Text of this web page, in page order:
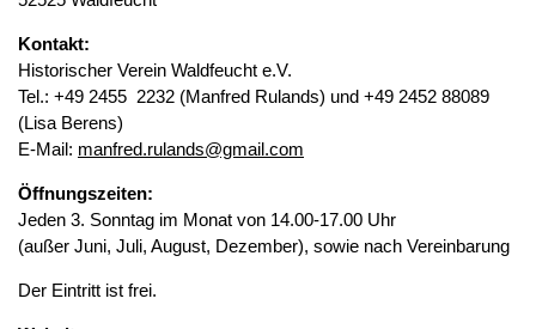
Kontakt:
Historischer Verein Waldfeucht e.V.
Tel.: +49 2455 2232 (Manfred Rulands) und +49 2452 88089
(Lisa Berens)
E-Mail: manfred.rulands@gmail.com
Öffnungszeiten:
Jeden 3. Sonntag im Monat von 14.00-17.00 Uhr
(außer Juni, Juli, August, Dezember), sowie nach Vereinbarung
Der Eintritt ist frei.